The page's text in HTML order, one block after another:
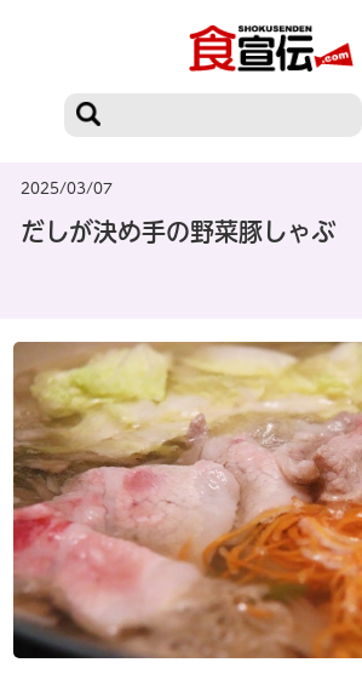
2025/03/07
だしが決め手の野菜豚しゃぶ